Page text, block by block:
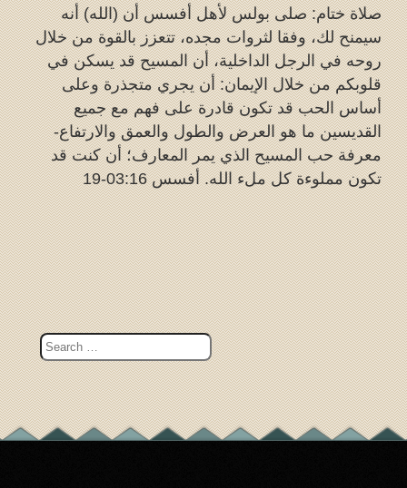
صلاة ختام: صلى بولس لأهل أفسس أن (الله) أنه
سيمنح لك، وفقا لثروات مجده، تتعزز بالقوة من خلال
روحه في الرجل الداخلية، أن المسيح قد يسكن في
قلوبكم من خلال الإيمان: أن يجري متجذرة وعلى
أساس الحب قد تكون قادرة على فهم مع جميع
القديسين ما هو العرض والطول والعمق والارتفاع-
معرفة حب المسيح الذي يمر المعارف؛ أن كنت قد
تكون مملوءة كل ملء الله. أفسس 03:16-19